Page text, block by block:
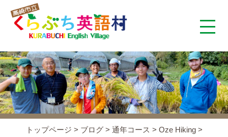
くらぶち英語村とは
コンセプト
トップページ > ブログ> 通年コース > Oze Hiking>